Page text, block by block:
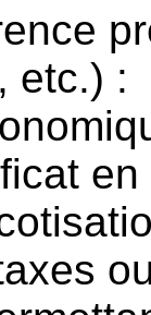
etc.) :